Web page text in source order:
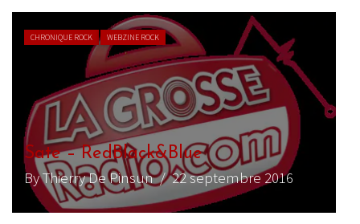
CHRONIQUE ROCK WEBZINE ROCK
Sate – RedBlack&Blue
By Thierry De Pinsun/ 22 septembre 2016